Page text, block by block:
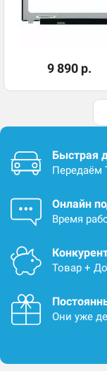
9 890 р.
Быстрая
Передаём
Онлайн
Время
Товар +
Они уже